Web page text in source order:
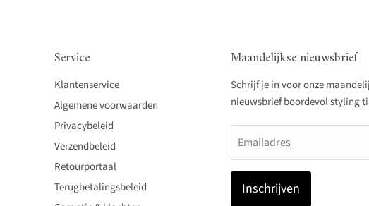
Service
Klantenservice
Algemene voorwaarden
Privacybeleid
Verzendbeleid
Retourportaal
Terugbetalingsbeleid
Maandelijkse nieuwsbrief
Schrijf je in voor onze
nieuwsbrief boordevol styling
Emailadres
Inschrijven